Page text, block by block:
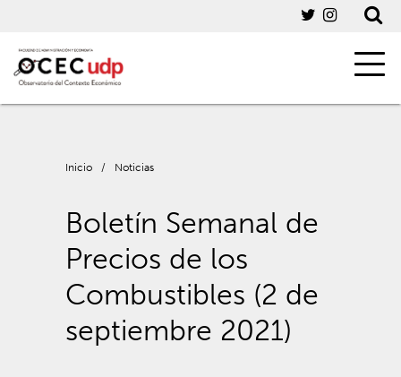
Inicio / Noticias
Boletín Semanal de
Precios de los
Combustibles (2 de
septiembre 2021)